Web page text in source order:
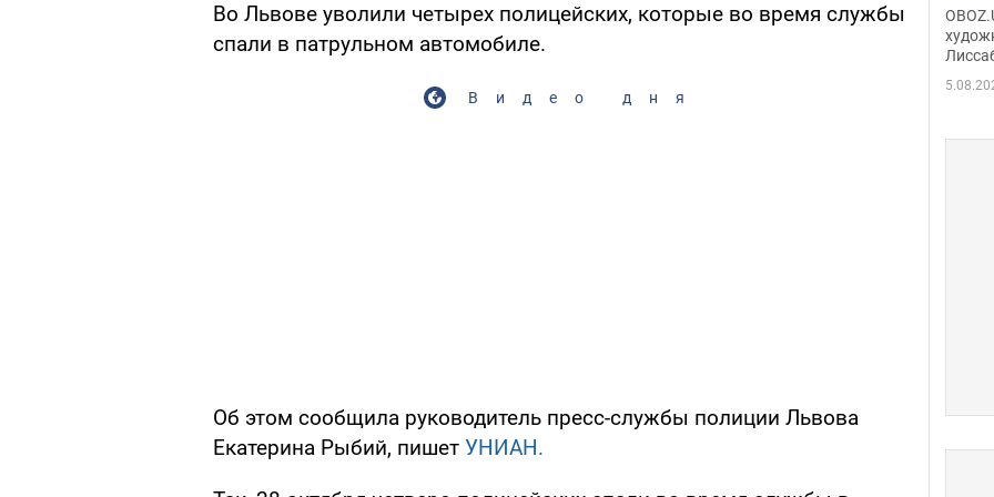
Во Львове уволили четырех полицейских, которые во время службы
спали в патрульном автомобиле.
Видео дня
Об этом сообщила руководитель пресс-службы полиции Львова
Екатерина Рыбий, пишет УНИАН.
сына